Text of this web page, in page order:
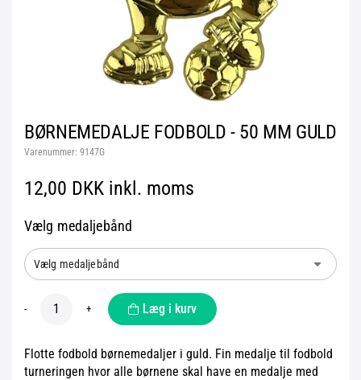
BØRNEMEDALJE FODBOLD - 50 MM GULD
Varenummer: 9147G
12,00 DKK inkl. moms
Vælg medaljebånd
Vælg medaljebånd arrow_drop_down
- + Læg i kurv
Flotte fodbold børnemedaljer i guld. Fin medalje til fodbold
turneringen hvor alle børnene skal have en medalje med